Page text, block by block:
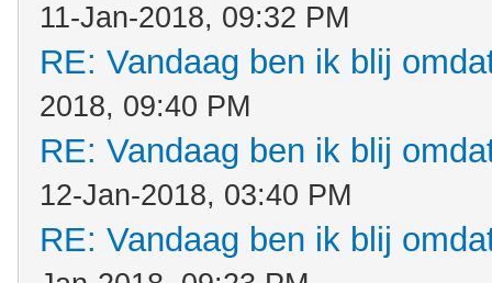
11-Jan-2018, 09:32 PM
RE: Vandaag ben ik blij
2018, 09:40 PM
RE: Vandaag ben ik blij
12-Jan-2018, 03:40 PM
RE: Vandaag ben ik blij